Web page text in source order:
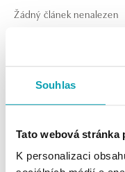
Souhlas
Tato webová stránka
K personalizaci
Žádný článek nenalezen
Přihlaste se k
Objevte nejnovější
Žena
Muž